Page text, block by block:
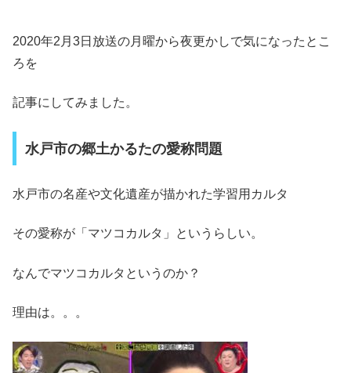
2020年2月3日放送の月曜から夜更かしで気になったとこ
ろを
記事にしてみました。
水戸市の郷土かるたの愛称問題
水戸市の名産や文化遺産が描かれた学習用カルタ
その愛称が「マツコカルタ」というらしい。
なんでマツコカルタというのか？
理由は。。。